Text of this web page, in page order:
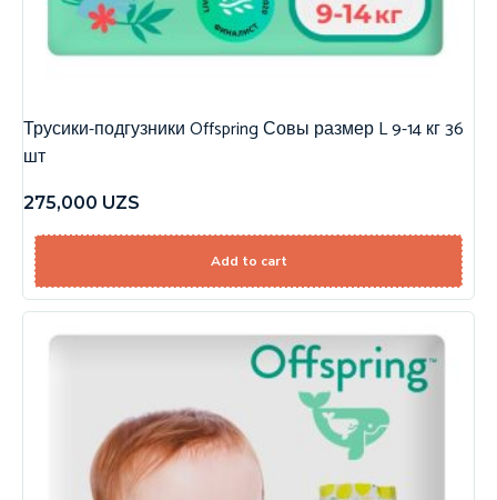
Трусики-подгузники Offspring Совы размер L 9-14 кг 36
шт
275,000 UZS
Add to cart